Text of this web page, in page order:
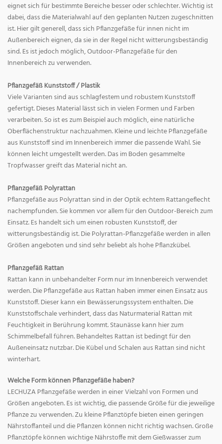
eignet sich für bestimmte Bereiche besser oder schlechter. Wichtig ist
dabei, dass die Materialwahl auf den geplanten Nutzen zugeschnitten
ist. Hier gilt generell, dass sich Pflanzgefäße für innen nicht im
Außenbereich eignen, da sie in der Regel nicht witterungsbeständig
sind. Es ist jedoch möglich, Outdoor-Pflanzgefäße für den
Innenbereich zu verwenden.
Pflanzgefäß Kunststoff / Plastik
Viele Varianten sind aus schlagfestem und robustem Kunststoff
gefertigt. Dieses Material lässt sich in vielen Formen und Farben
verarbeiten. So ist es zum Beispiel auch möglich, eine natürliche
Oberflächenstruktur nachzuahmen. Kleine und leichte Pflanzgefäße
aus Kunststoff sind im Innenbereich immer die passende Wahl. Sie
können leicht umgestellt werden. Das im Boden gesammelte
Tropfwasser greift das Material nicht an.
Pflanzgefäß Polyrattan
Pflanzgefäße aus Polyrattan sind in der Optik echtem Rattangeflecht
nachempfunden. Sie kommen vor allem für den Outdoor-Bereich zum
Einsatz. Es handelt sich um einen robusten Kunststoff, der
witterungsbeständig ist. Die Polyrattan-Pflanzgefäße werden in allen
Größen angeboten und sind sehr beliebt als hohe Pflanzkübel.
Pflanzgefäß Rattan
Rattan kann in unbehandelter Form nur im Innenbereich verwendet
werden. Die Pflanzgefäße aus Rattan haben immer einen Einsatz aus
Kunststoff. Dieser kann ein Bewässerungssystem enthalten. Die
Kunststoffschale verhindert, dass das Naturmaterial Rattan mit
Feuchtigkeit in Berührung kommt. Staunässe kann hier zum
Schimmelbefall führen. Behandeltes Rattan ist bedingt für den
Außeneinsatz nutzbar. Die Kübel und Schalen aus Rattan sind nicht
winterhart.
Welche Form können Pflanzgefäße haben?
LECHUZA Pflanzgefäße werden in einer Vielzahl von Formen und
Größen angeboten. Es ist wichtig, die passende Größe für die jeweilige
Pflanze zu verwenden. Zu kleine Pflanztöpfe bieten einen geringen
Nährstoffanteil und die Pflanzen können nicht richtig wachsen. Große
Pflanztöpfe können wichtige Nährstoffe mit dem Gießwasser zum